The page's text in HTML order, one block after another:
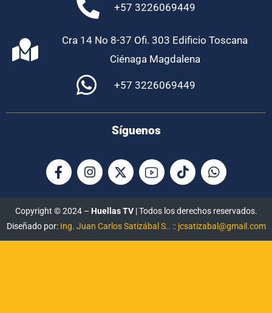
+57 3226069449
Cra 14 No 8-37 Ofi. 303 Edificio Toscana
Ciénaga Magdalena
+57 3226069449
Síguenos
Copyright © 2024 – Huellas TV| Todos los derechos reservados.
Diseñado por: Ing. Juan Carlos Satizábal S.. :: jcsatizabal@gmail.com